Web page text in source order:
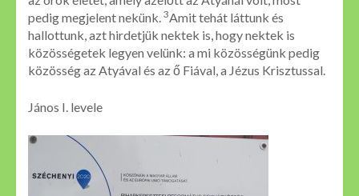
pedig megjelent nekünk. 3Amit tehát láttunk és
hallottunk, azt hirdetjük nektek is, hogy nektek is
közösségetek legyen velünk: a mi közösségünk pedig
közösség az Atyával és az ő Fiával, a Jézus Krisztussal.
János I. levele